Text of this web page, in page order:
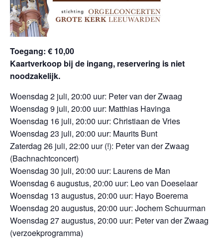
Toegang: € 10,00
Kaartverkoop bij de ingang, reservering is niet
noodzakelijk.
Woensdag 2 juli, 20:00 uur: Peter van der Zwaag
Woensdag 9 juli, 20:00 uur: Matthias Havinga
Woensdag 16 juli, 20:00 uur: Christiaan de Vries
Woensdag 23 juli, 20:00 uur: Maurits Bunt
Zaterdag 26 juli, 22:00 uur (!): Peter van der Zwaag
(Bachnachtconcert)
Woensdag 30 juli, 20:00 uur: Laurens de Man
Woensdag 6 augustus, 20:00 uur: Leo van Doeselaar
Woensdag 13 augustus, 20:00 uur: Hayo Boerema
Woensdag 20 augustus, 20:00 uur: Jochem Schuurman
Woensdag 27 augustus, 20:00 uur: Peter van der Zwaag
(verzoekprogramma)